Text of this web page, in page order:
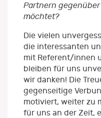
Partnern
möchtet?
Die vielen
die interessanten
mit Referent/innen
bleiben für uns
wir danken! Die
gegenseitige
motiviert, weiter zu
für uns an der Zeit,